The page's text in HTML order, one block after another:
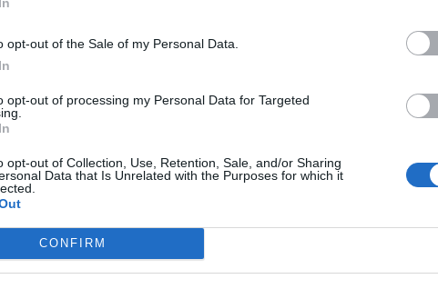
opt-out of the Sale of my Personal Data.
opt-out of processing my Personal Data for Targeted
opt-out of Collection, Use, Retention, Sale, and/or Sharing
Data that Is Unrelated with the Purposes for which it
CONFIRM
Εταιρεία τονίζει τη σημασία της συνεργασίας μεταξύ των
και των κτηνιατρικών υπηρεσιών για την αποφυγή σοβαρών
συνεπειών, όπως έχουν παρατηρηθεί σε άλλες χώρες. Η πανώλη
κυρίως μέσω στενής επαφής με μολυσμένα ζώα, αλλά και μέσω του αέρα
εξοπλισμού, χωρίς να αποτελεί κίνδυνο για τον άνθρωπο.